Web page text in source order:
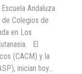
Andaluza
Colegios de
en Los
El
(CACM) y la
inician hoy…